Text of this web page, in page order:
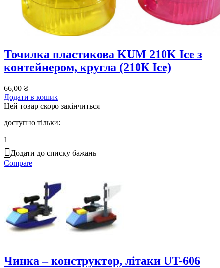
Точилка пластикова KUM 210K Ice з
контейнером, кругла (210К Ice)
66,00 ₴
Додати в кошик
Цей товар скоро закінчиться
доступно тільки:
1
Додати до списку бажань
Compare
Чинка – конструктор, літаки UT-606